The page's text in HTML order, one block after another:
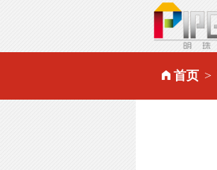
首页